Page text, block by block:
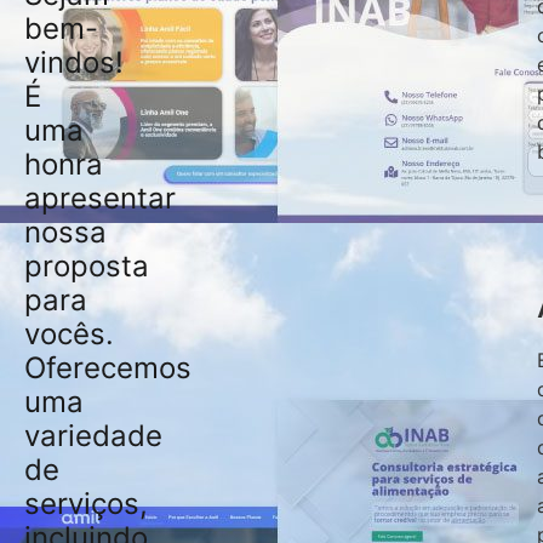
bem-
vindos!
É
uma
honra
apresentar
nossa
proposta
para
vocês.
Oferecemos
uma
variedade
de
serviços,